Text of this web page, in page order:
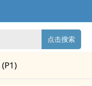
点击搜索